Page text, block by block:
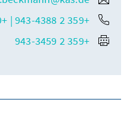
+359 2 943-4388 | +359 2 943-4390
+359 2 943-3459